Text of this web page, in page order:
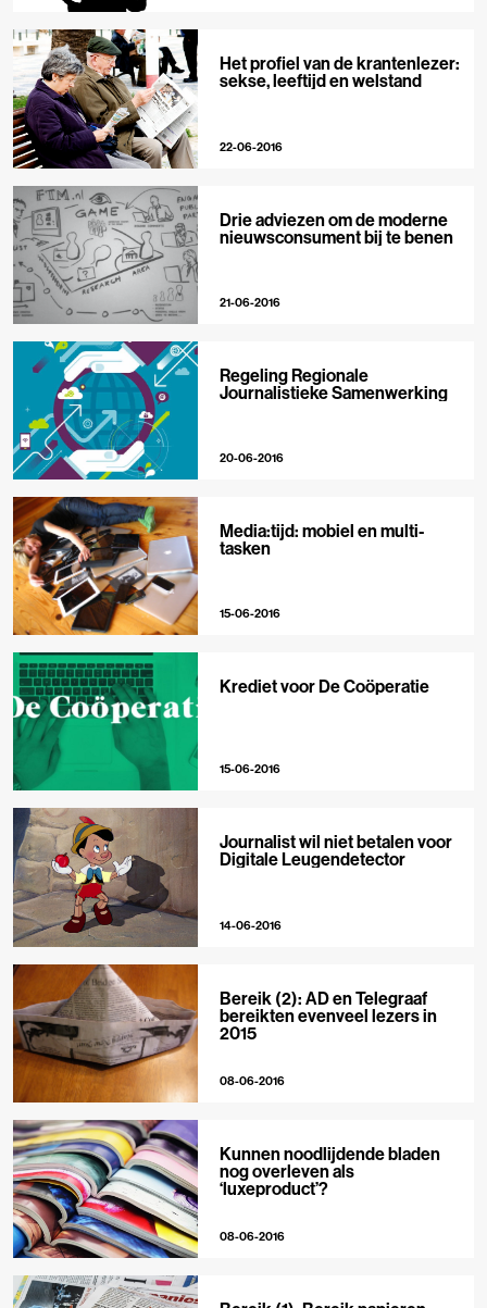
Het profiel van de krantenlezer:
sekse, leeftijd en welstand
22-06-2016
Drie adviezen om de moderne
nieuwsconsument bij te benen
21-06-2016
Regeling Regionale
Journalistieke Samenwerking
20-06-2016
Media:tijd: mobiel en multi-
tasken
15-06-2016
Krediet voor De Coöperatie
15-06-2016
Journalist wil niet betalen voor
Digitale Leugendetector
14-06-2016
Bereik (2): AD en Telegraaf
bereikten evenveel lezers in
2015
08-06-2016
Kunnen noodlijdende bladen
nog overleven als
‘luxeproduct’?
08-06-2016